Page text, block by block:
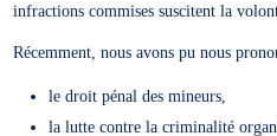
infractions commises suscitent la
Récemment, nous avons pu nous
le droit pénal des mineurs,
la lutte contre la criminalité